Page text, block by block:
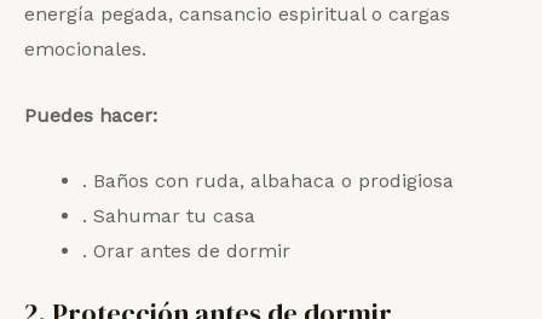
energía pegada, cansancio espiritual o cargas
emocionales.
Puedes hacer:
. Baños con ruda, albahaca o prodigiosa
. Sahumar tu casa
. Orar antes de dormir